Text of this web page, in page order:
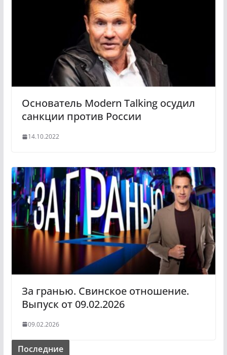
Основатель Modern Talking осудил
санкции против России
14.10.2022
За гранью. Свинское отношение.
Выпуск от 09.02.2026
09.02.2026
Последние